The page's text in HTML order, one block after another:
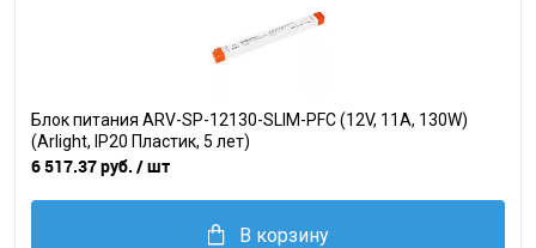
Блок питания ARV-SP-12130-SLIM-PFC (12V, 11A, 130W)
(Arlight, IP20 Пластик, 5 лет)
6 517.37 руб. / шт
В корзину